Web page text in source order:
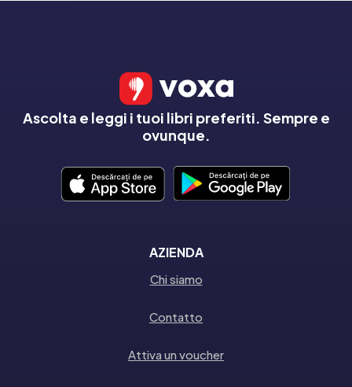
Ascolta e leggi i tuoi libri preferiti. Sempre e
ovunque.
AZIENDA
Chi siamo
Contatto
Attiva un voucher